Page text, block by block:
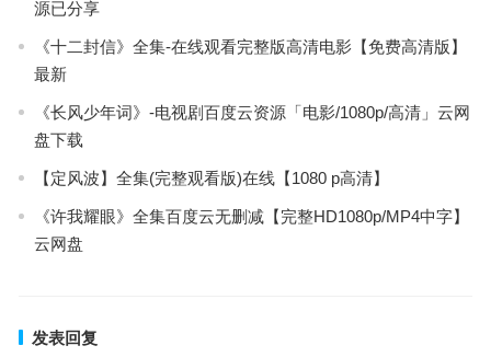
源已分享
《十二封信》全集-在线观看完整版高清电影【免费高清版】
最新
《长风少年词》-电视剧百度云资源「电影/1080p/高清」云网
盘下载
【定风波】全集(完整观看版)在线【1080 p高清】
《许我耀眼》全集百度云无删减【完整HD1080p/MP4中字】
云网盘
发表回复